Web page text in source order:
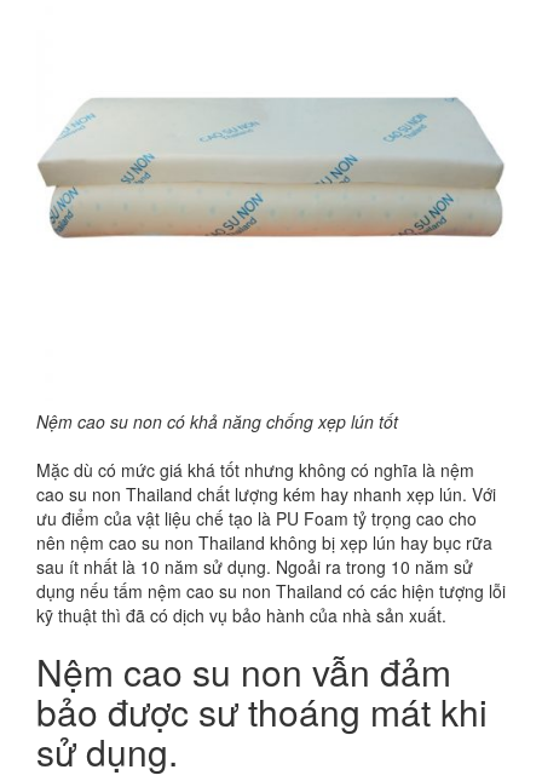
Nệm cao su non có khả năng chống xẹp lún tốt
Mặc dù có mức giá khá tốt nhưng không có nghĩa là nệm
cao su non Thailand chất lượng kém hay nhanh xẹp lún. Với
ưu điểm của vật liệu chế tạo là PU Foam tỷ trọng cao cho
nên nệm cao su non Thailand không bị xẹp lún hay bục rữa
sau ít nhất là 10 năm sử dụng. Ngoải ra trong 10 năm sử
dụng nếu tấm nệm cao su non Thailand có các hiện tượng lỗi
kỹ thuật thì đã có dịch vụ bảo hành của nhà sản xuất.
Nệm cao su non vẫn đảm
bảo được sư thoáng mát khi
sử dụng.